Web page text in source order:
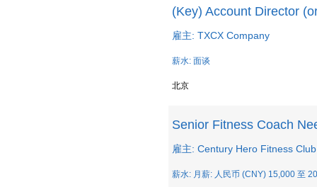
(Key) Account Director
雇主: TXCX Company
薪水: 面谈
北京
Senior Fitness Coach
雇主: Century Hero Fitness Club
薪水: 月薪: 人民币 (CNY) 15,000 至